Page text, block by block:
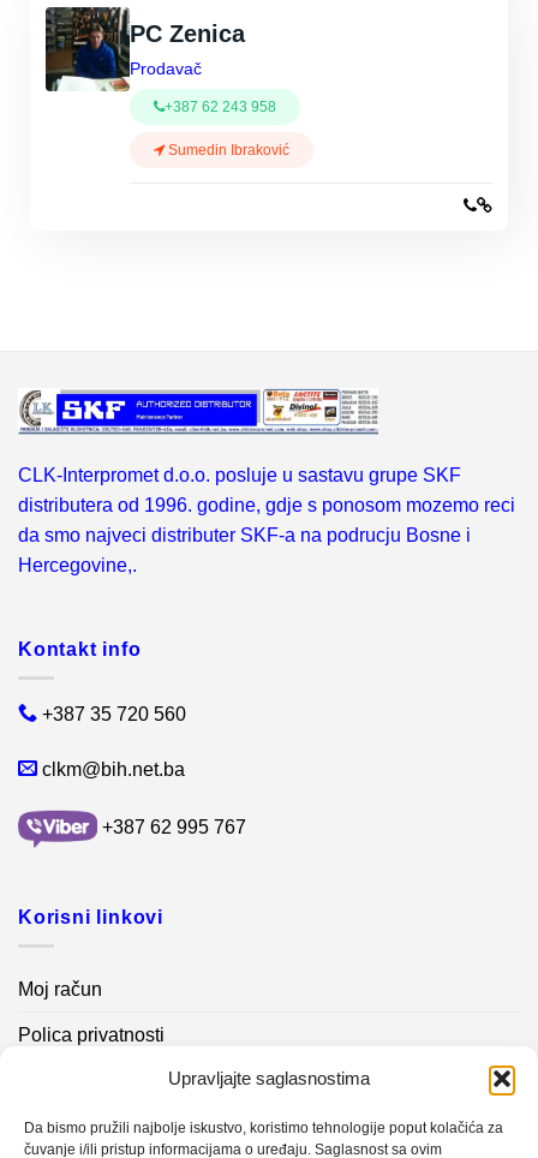
Upravljajte saglasnostima
Da bismo pružili najbolje iskustvo, koristimo tehnologije poput kolačića za
čuvanje i/ili pristup informacijama o uređaju. Saglasnost sa ovim
PC Zenica
Prodavač
+387 62 243 958
Sumedin Ibraković
CLK-Interpromet d.o.o. posluje u sastavu grupe SKF
distributera od 1996. godine, gdje s ponosom mozemo reci
da smo najveci distributer SKF-a na podrucju Bosne i
Hercegovine,.
Kontakt info
+387 35 720 560
clkm@bih.net.ba
+387 62 995 767
Korisni linkovi
Moj račun
Polica privatnosti
Kontakt info